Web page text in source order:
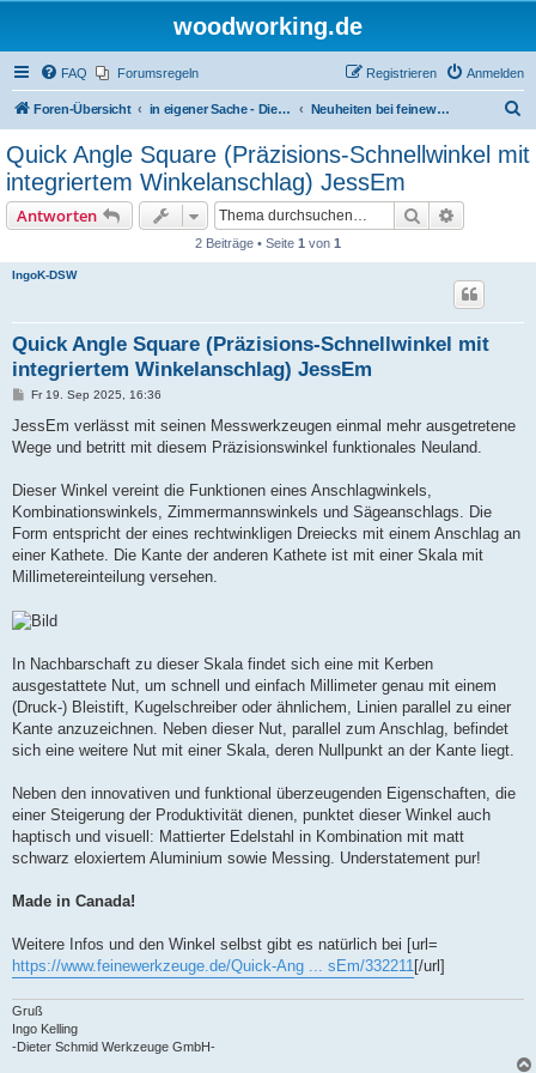
woodworking.de
FAQ Forumsregeln Anmelden
Registrieren
Foren-Übersicht in eigener Sache - Dieter Schmid Werkzeuge GmbH Neuheiten bei feinewerkzeuge.de
c
Quick Angle Square (Präzisions-Schnellwinkel mit
integriertem Winkelanschlag) JessEm
Antworten Suche
2 Beiträge • Seite 1 von 1
IngoK-DSW
Quick Angle Square (Präzisions-Schnellwinkel mit
integriertem Winkelanschlag) JessEm
B
i
r
Fr 19. Sep 2025, 16:36
JessEm verlässt mit seinen Messwerkzeugen einmal mehr ausgetretene
Wege und betritt mit diesem Präzisionswinkel funktionales Neuland.
Dieser Winkel vereint die Funktionen eines Anschlagwinkels,
Kombinationswinkels, Zimmermannswinkels und Sägeanschlags. Die
Form entspricht der eines rechtwinkligen Dreiecks mit einem Anschlag an
einer Kathete. Die Kante der anderen Kathete ist mit einer Skala mit
Millimetereinteilung versehen.
In Nachbarschaft zu dieser Skala findet sich eine mit Kerben
ausgestattete Nut, um schnell und einfach Millimeter genau mit einem
(Druck-) Bleistift, Kugelschreiber oder ähnlichem, Linien parallel zu einer
Kante anzuzeichnen. Neben dieser Nut, parallel zum Anschlag, befindet
sich eine weitere Nut mit einer Skala, deren Nullpunkt an der Kante liegt.
Neben den innovativen und funktional überzeugenden Eigenschaften, die
einer Steigerung der Produktivität dienen, punktet dieser Winkel auch
haptisch und visuell: Mattierter Edelstahl in Kombination mit matt
schwarz eloxiertem Aluminium sowie Messing. Understatement pur!
Made in Canada!
Weitere Infos und den Winkel selbst gibt es natürlich bei [url=
https://www.feinewerkzeuge.de/Quick-Ang ... sEm/332211 [/url]
Gruß
Ingo Kelling
-Dieter Schmid Werkzeuge GmbH-